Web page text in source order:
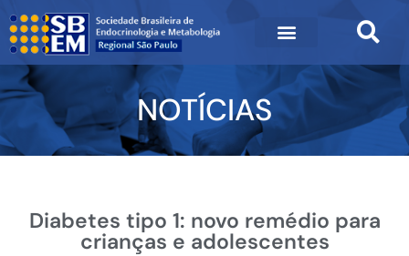
NOTÍCIAS
Diabetes tipo 1: novo remédio para
crianças e adolescentes